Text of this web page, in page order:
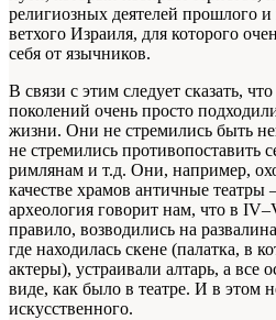
религиозных деятелей прошлого
ветхого Израиля, для которого
себя от язычников.
В связи с этим следует сказать,
поколений очень просто
жизни. Они не стремились быть
не стремились противопоставить
римлянам и т.д. Они, например,
качестве храмов античные
археология говорит нам, что в
правило, возводились на
где находилась скене (палатка, в
актеры), устраивали алтарь, а все
виде, как было в театре. И в этом
искусственного.